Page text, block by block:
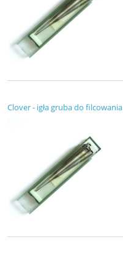
Clover - igła gruba do filcowania